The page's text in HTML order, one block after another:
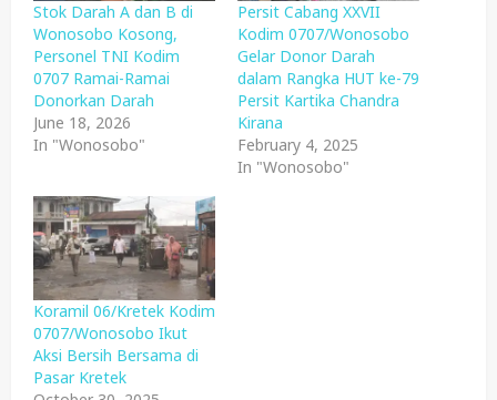
Stok Darah A dan B di
Wonosobo Kosong,
Personel TNI Kodim
0707 Ramai-Ramai
Donorkan Darah
June 18, 2026
In "Wonosobo"
Persit Cabang XXVII
Kodim 0707/Wonosobo
Gelar Donor Darah
dalam Rangka HUT ke-79
Persit Kartika Chandra
Kirana
February 4, 2025
In "Wonosobo"
Koramil 06/Kretek Kodim
0707/Wonosobo Ikut
Aksi Bersih Bersama di
Pasar Kretek